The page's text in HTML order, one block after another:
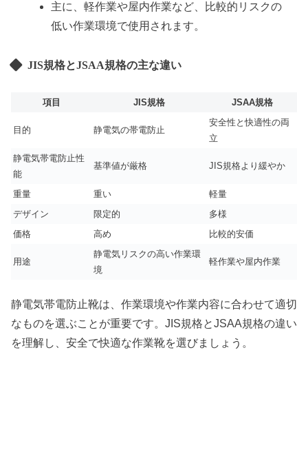
主に、軽作業や屋内作業など、比較的リスクの
低い作業環境で使用されます。
JIS規格とJSAA規格の主な違い
項目 JIS規格 JSAA規格
目的 静電気の帯電防止
安全性と快適性の両
立
静電気帯電防止性
能
基準値が厳格 JIS規格より緩やか
重量 重い
軽量
デザイン
限定的
多様
価格
高め 比較的安価
用途
静電気リスクの高い作業環
境
軽作業や屋内作業
静電気帯電防止靴は、作業環境や作業内容に合わせて適切
なものを選ぶことが重要です。JIS規格とJSAA規格の違い
を理解し、安全で快適な作業靴を選びましょう。